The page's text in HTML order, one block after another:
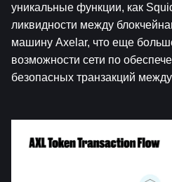
уникальные функции, как
ликвидности между
машину Axelar, что еще
возможности сети по
безопасных транзакций